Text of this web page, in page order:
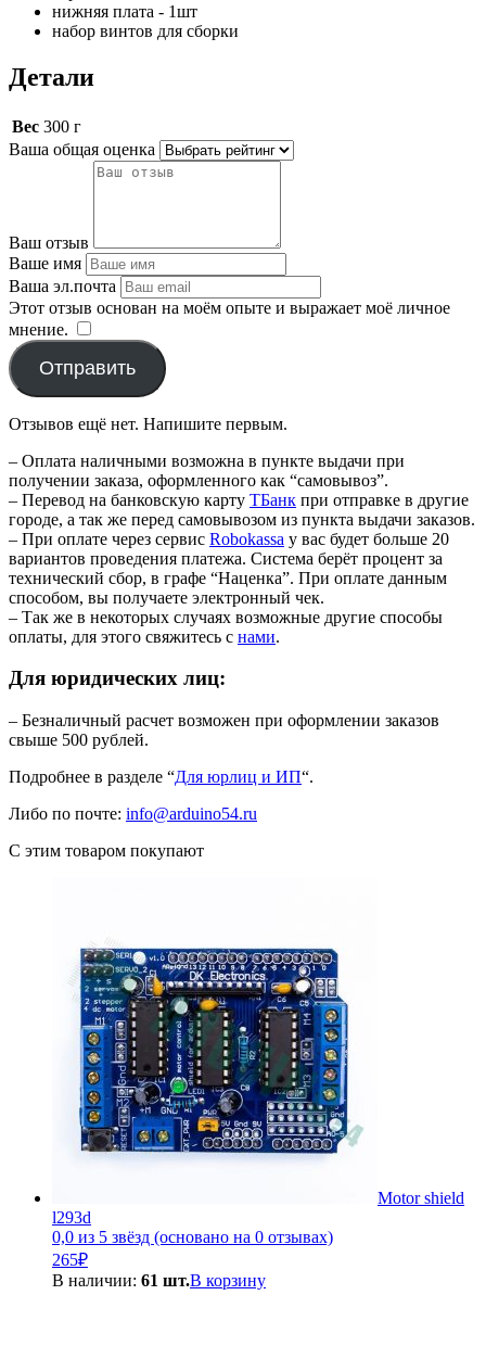
нижняя плата - 1шт
набор винтов для сборки
Детали
Вес 300 г
Ваша общая оценка
Ваш отзыв
Ваше имя
Ваша эл.почта
Этот отзыв основан на моём опыте и выражает моё личное
мнение.
Отправить
Отзывов ещё нет. Напишите первым.
– Оплата наличными возможна в пункте выдачи при
получении заказа, оформленного как “самовывоз”.
– Перевод на банковскую карту TБанк при отправке в другие
городе, а так же перед самовывозом из пункта выдачи заказов.
– При оплате через сервис Robokassa у вас будет больше 20
вариантов проведения платежа. Система берёт процент за
технический сбор, в графе “Наценка”. При оплате данным
способом, вы получаете электронный чек.
– Так же в некоторых случаях возможные другие способы
оплаты, для этого свяжитесь с нами.
Для юридических лиц:
– Безналичный расчет возможен при оформлении заказов
свыше 500 рублей.
Подробнее в разделе “Для юрлиц и ИП“.
Либо по почте: info@arduino54.ru
С этим товаром покупают
Motor shield
l293d
0,0 из 5 звёзд (основано на 0 отзывах)
265₽
В наличии: 61 шт.В корзину